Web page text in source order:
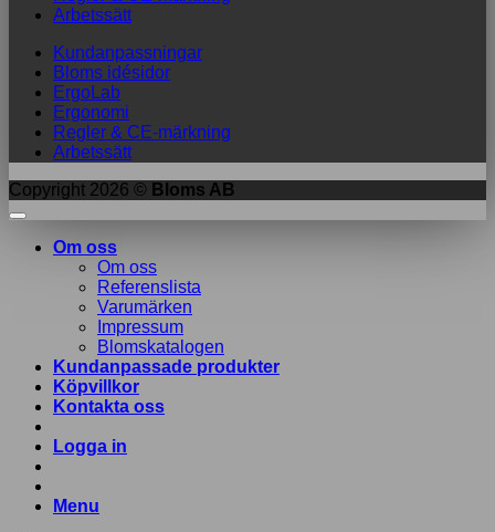
Arbetssätt
Kundanpassningar
Bloms idésidor
ErgoLab
Ergonomi
Regler & CE-märkning
Arbetssätt
Copyright 2026 © Bloms AB
Om oss
Om oss
Referenslista
Varumärken
Impressum
Blomskatalogen
Kundanpassade produkter
Köpvillkor
Kontakta oss
Logga in
Menu